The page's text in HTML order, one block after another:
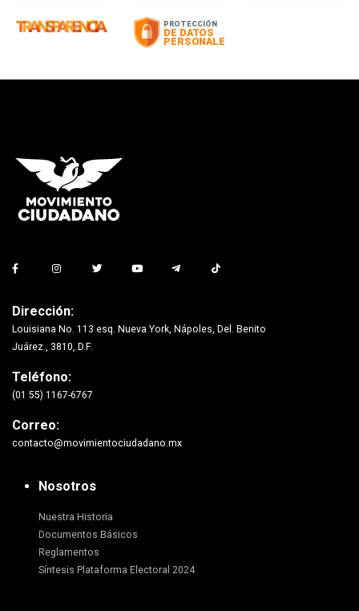
Dirección:
Louisiana No. 113 esq. Nueva York, Nápoles, Del. Benito
Juárez., 3810, D.F.
Teléfono:
(01 55) 1167-6767
Correo:
contacto@movimientociudadano.mx
Nosotros
Nuestra Historia
Documentos Básicos
Reglamentos
Síntesis Plataforma Electoral 2024